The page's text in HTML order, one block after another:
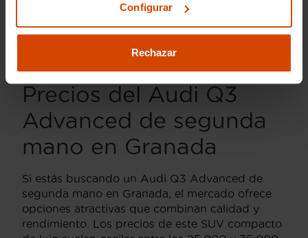
Configurar
Rechazar
compra. Si estás en Granada y buscas un Audi
conocer la mejor oferta de coches de segunda
Precios del Audi Q3
Advanced de segunda
mano en Granada
Si estás buscando un Audi Q3 Advanced de
segunda mano en Granada, el mercado ofrece
opciones atractivas que combinan calidad y
rendimiento. Los precios de este SUV compacto